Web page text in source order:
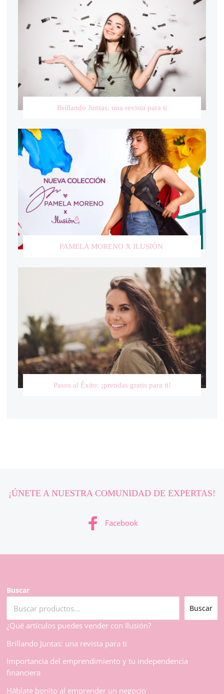
Brillando Juntas: una revista para ti
PAMELA MORENO X ILUSIÓN
Pasos al Éxito: ¡prendas gratis para ti!
¡ÚNETE A NUESTRA COMUNIDAD DE EXPERTAS!
Facebook
Buscar
Buscar
¿Qué artículos puedes vender con Ilusión?
Brillando Juntas: una revista para ti
Importancia del emprendimiento y tu independencia
financiera
Háblate bonito al emprender un negocio